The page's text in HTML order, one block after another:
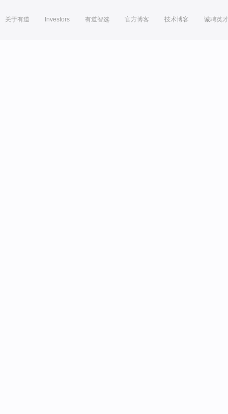
关于有道 Investors 有道智选 官方博客 技术博客 诚聘英才